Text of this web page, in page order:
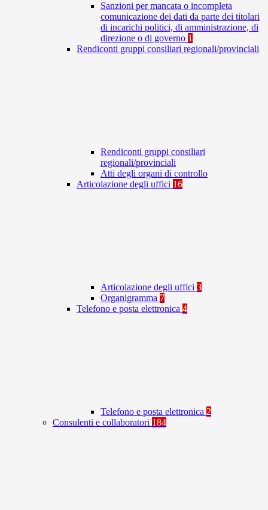
Sanzioni per mancata o incompleta
comunicazione dei dati da parte dei titolari
di incarichi politici, di amministrazione, di
direzione o di governo 1
Rendiconti gruppi consiliari regionali/provinciali
Rendiconti gruppi consiliari
regionali/provinciali
Atti degli organi di controllo
Articolazione degli uffici 16
Articolazione degli uffici 3
Organigramma 7
Telefono e posta elettronica 4
Telefono e posta elettronica 2
Consulenti e collaboratori 184